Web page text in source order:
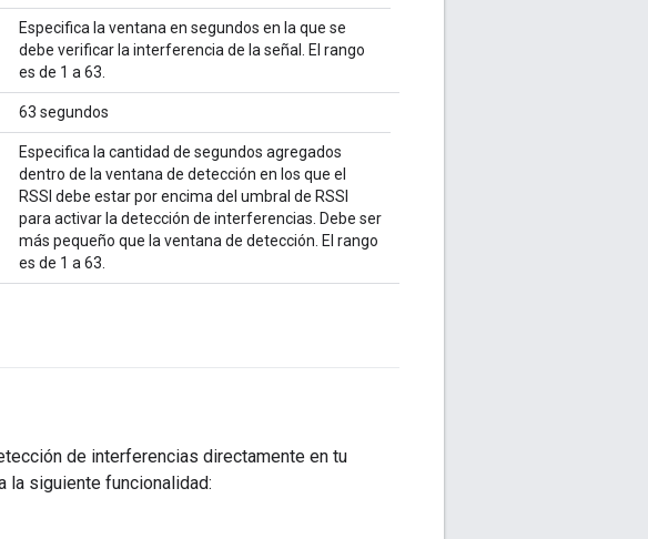
Especifica la ventana en segundos en la que se
debe verificar la interferencia de la señal. El rango
es de 1 a 63.
63 segundos
Especifica la cantidad de segundos agregados
dentro de la ventana de detección en los que el
RSSI debe estar por encima del umbral de RSSI
para activar la detección de interferencias. Debe ser
más pequeño que la ventana de detección. El rango
es de 1 a 63.
de interferencias directamente en tu
la siguiente funcionalidad: